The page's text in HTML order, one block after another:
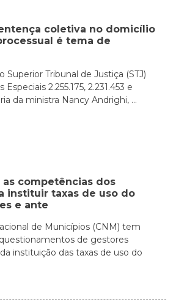
coletiva no domicílio
é tema de
Superior Tribunal de Justiça (STJ)
2.255.175, 2.231.453 e
da ministra Nancy Andrighi, ...
as competências dos
instituir taxas de uso do
e ante
de Municípios (CNM) tem
de gestores
instituição das taxas de uso do